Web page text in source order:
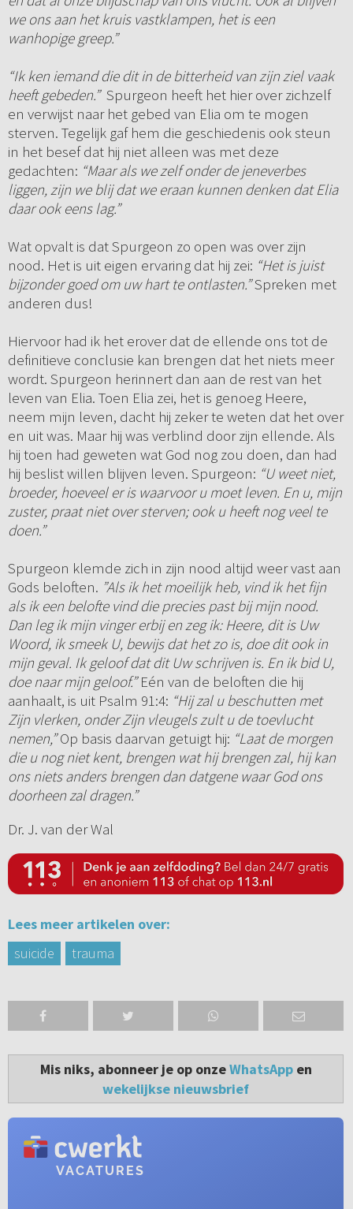
we ons aan het kruis vastklampen, het is een
wanhopige greep.”
“Ik ken iemand die dit in de bitterheid van zijn ziel vaak
heeft gebeden.”Spurgeon heeft het hier over zichzelf
en verwijst naar het gebed van Elia om te mogen
sterven. Tegelijk gaf hem die geschiedenis ook steun
in het besef dat hij niet alleen was met deze
gedachten: “Maar als we zelf onder de jeneverbes
liggen, zijn we blij dat we eraan kunnen denken dat Elia
daar ook eens lag.”
Wat opvalt is dat Spurgeon zo open was over zijn
nood. Het is uit eigen ervaring dat hij zei: “Het is juist
bijzonder goed om uw hart te ontlasten.”Spreken met
anderen dus!
Hiervoor had ik het erover dat de ellende ons tot de
definitieve conclusie kan brengen dat het niets meer
wordt. Spurgeon herinnert dan aan de rest van het
leven van Elia. Toen Elia zei, het is genoeg Heere,
neem mijn leven, dacht hij zeker te weten dat het over
en uit was. Maar hij was verblind door zijn ellende. Als
hij toen had geweten wat God nog zou doen, dan had
hij beslist willen blijven leven. Spurgeon: “U weet niet,
broeder, hoeveel er is waarvoor u moet leven. En u, mijn
zuster, praat niet over sterven; ook u heeft nog veel te
doen.”
Spurgeon klemde zich in zijn nood altijd weer vast aan
Gods beloften. ”Als ik het moeilijk heb, vind ik het fijn
als ik een belofte vind die precies past bij mijn nood.
Dan leg ik mijn vinger erbij en zeg ik: Heere, dit is Uw
Woord, ik smeek U, bewijs dat het zo is, doe dit ook in
mijn geval. Ik geloof dat dit Uw schrijven is. En ik bid U,
doe naar mijn geloof.”Eén van de beloften die hij
aanhaalt, is uit Psalm 91:4: “Hij zal u beschutten met
Zijn vlerken, onder Zijn vleugels zult u de toevlucht
nemen,”Op basis daarvan getuigt hij: “Laat de morgen
die u nog niet kent, brengen wat hij brengen zal, hij kan
ons niets anders brengen dan datgene waar God ons
doorheen zal dragen.”
Dr. J. van der Wal
Lees meer artikelen over:
suicide
trauma
Mis niks, abonneer je op onzeWhatsAppen
wekelijkse nieuwsbrief